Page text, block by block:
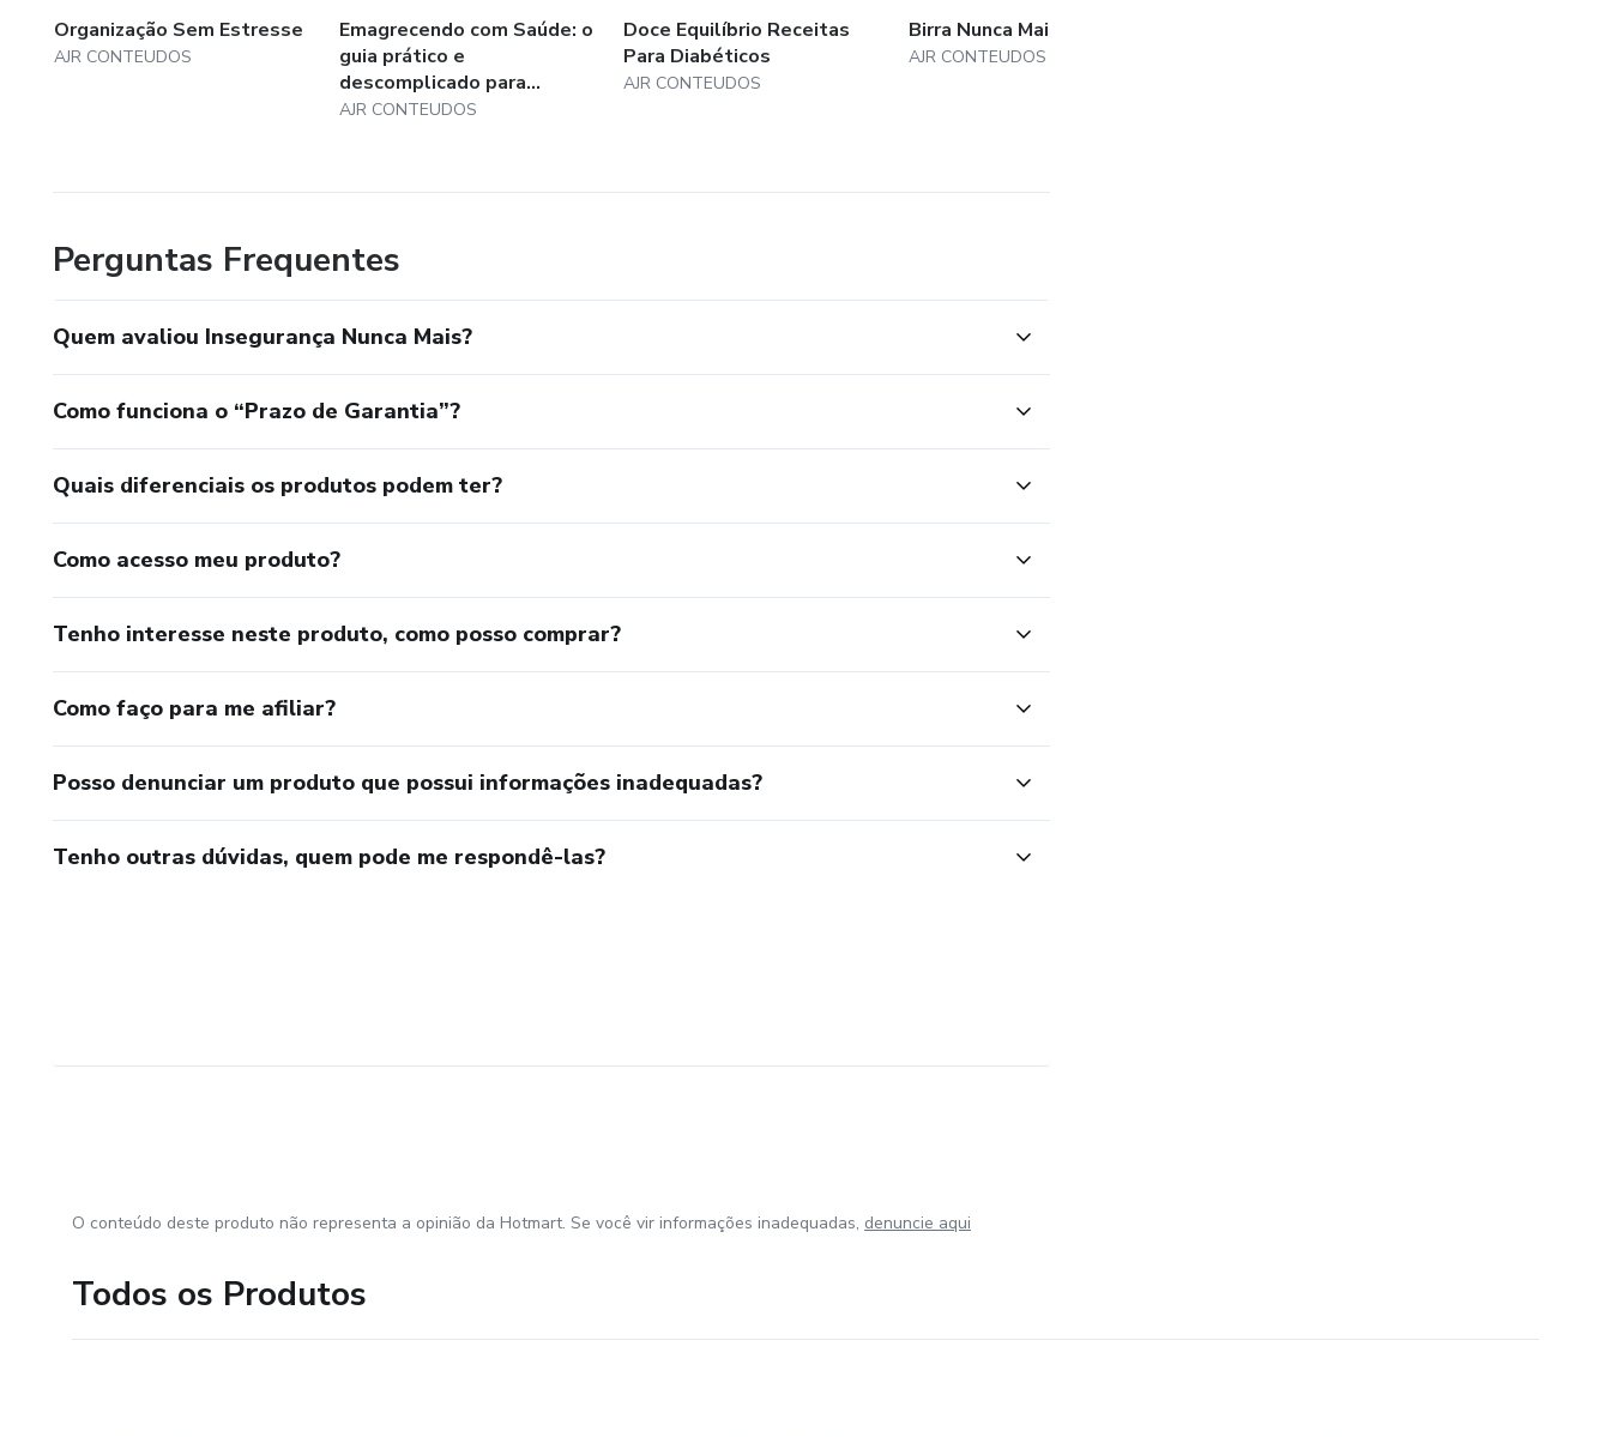
Organização Sem Estresse
AJR CONTEUDOS
Emagrecendo com Saúde: o
guia prático e
descomplicado para...
AJR CONTEUDOS
Doce Equilíbrio Receitas
Para Diabéticos
AJR CONTEUDOS
Birra Nunca Mais!
AJR CONTEUDOS
Perguntas Frequentes
Quem avaliou Insegurança Nunca Mais?
Como funciona o “Prazo de Garantia”?
Quais diferenciais os produtos podem ter?
Como acesso meu produto?
Tenho interesse neste produto, como posso comprar?
Como faço para me afiliar?
Posso denunciar um produto que possui informações inadequadas?
Tenho outras dúvidas, quem pode me respondê-las?
O conteúdo deste produto não representa a opinião da Hotmart. Se você vir informações inadequadas, denuncie aqui
Todos os Produtos